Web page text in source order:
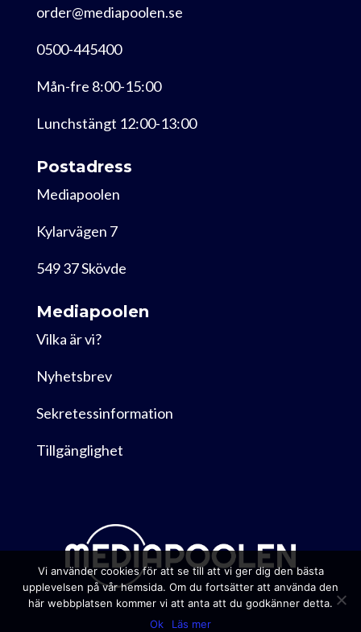
order@mediapoolen.se
0500-445400
Mån-fre 8:00-15:00
Lunchstängt 12:00-13:00
Postadress
Mediapoolen
Kylarvägen 7
549 37 Skövde
Mediapoolen
Vilka är vi?
Nyhetsbrev
Sekretessinformation
Tillgänglighet
Vi använder cookies för att se till att vi ger dig den bästa
upplevelsen på vår hemsida. Om du fortsätter att använda den
här webbplatsen kommer vi att anta att du godkänner detta.
Ok
Läs mer